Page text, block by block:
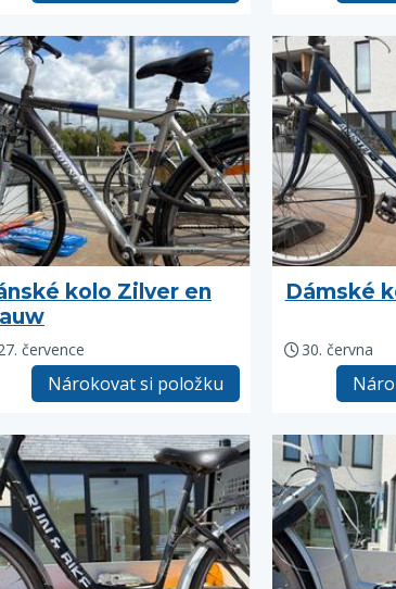
kolo Zilver en
července
Nárokovat si položku
Dámské
30. června